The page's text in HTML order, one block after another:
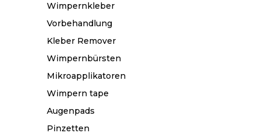
Wimpernkleber
Vorbehandlung
Kleber Remover
Wimpernbürsten
Mikroapplikatoren
Wimpern tape
Augenpads
Pinzetten